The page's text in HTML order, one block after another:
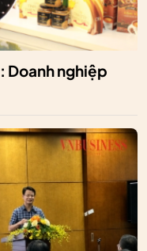
Doanh nghiệp